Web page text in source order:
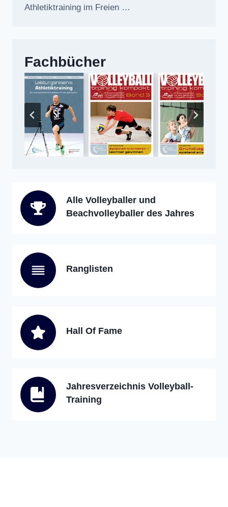
Athletiktraining im Freien …
Fachbücher
Alle Volleyballer und
Beachvolleyballer des Jahres
Ranglisten
Hall Of Fame
Jahresverzeichnis Volleyball-
Training